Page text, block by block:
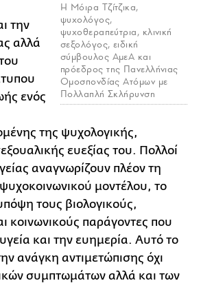
Η Μόιρα Τζίτζικα,
ψυχολόγος,
ψυχοθεραπεύτρια, κλινική
σεξολόγος, ειδική
σύμβουλος ΑμεΑ και
πρόεδρος της Πανελλήνιας
Ομοσπονδίας Ατόμων με
Πολλαπλή Σκλήρυνση
την
αλλά
ενός
της ψυχολογικής,
ευεξίας του. Πολλοί
αναγνωρίζουν πλέον τη
μοντέλου, το
τους βιολογικούς,
κοινωνικούς παράγοντες που
και την ευημερία. Αυτό το
ανάγκη αντιμετώπισης όχι
συμπτωμάτων αλλά και των